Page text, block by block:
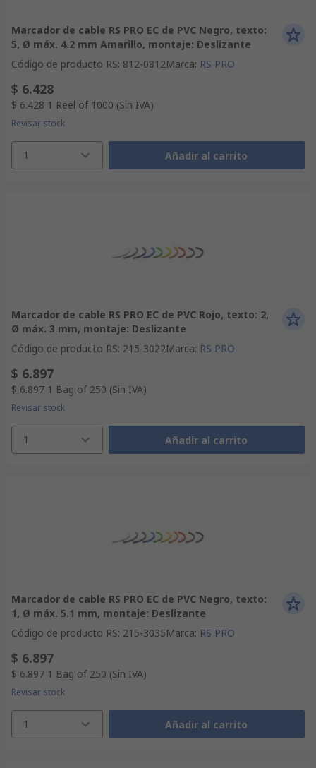
Marcador de cable RS PRO EC de PVC Negro, texto:
5, Ø máx. 4.2 mm Amarillo, montaje: Deslizante
Código de producto RS: 812-0812Marca: RS PRO
$ 6.428
$ 6.428 1 Reel of 1000 (Sin IVA)
Revisar stock
1 Añadir al carrito
Marcador de cable RS PRO EC de PVC Rojo, texto: 2,
Ø máx. 3 mm, montaje: Deslizante
Código de producto RS: 215-3022Marca: RS PRO
$ 6.897
$ 6.897 1 Bag of 250 (Sin IVA)
Revisar stock
1 Añadir al carrito
Marcador de cable RS PRO EC de PVC Negro, texto:
1, Ø máx. 5.1 mm, montaje: Deslizante
Código de producto RS: 215-3035Marca: RS PRO
$ 6.897
$ 6.897 1 Bag of 250 (Sin IVA)
Revisar stock
1 Añadir al carrito